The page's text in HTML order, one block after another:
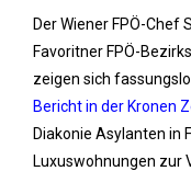
Der Wiener FPÖ-Chef
Favoritner FPÖ-
zeigen sich
Bericht in der Kronen
Diakonie Asylanten in
Luxuswohnungen zur